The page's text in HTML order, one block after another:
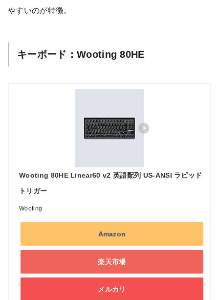
やすいのが特徴。
キーボード：Wooting 80HE
Wooting 80HE Linear60 v2 英語配列 US-ANSI ラピッド
トリガー
Wooting
Amazon
楽天市場
メルカリ